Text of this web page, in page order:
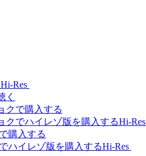
Hi-Res
Hi-Res
Hi-Res